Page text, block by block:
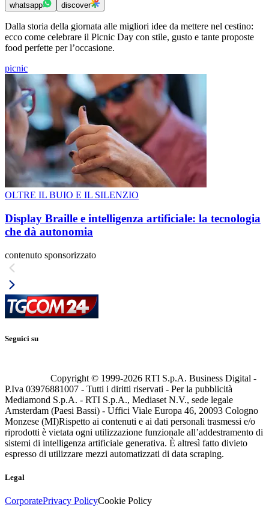
whatsapp discover
Dalla storia della giornata alle migliori idee da mettere nel cestino:
ecco come celebrare il Picnic Day con stile, gusto e tante proposte
food perfette per l’occasione.
picnic
OLTRE IL BUIO E IL SILENZIO
Display Braille e intelligenza artificiale: la tecnologia
che dà autonomia
contenuto sponsorizzato
Seguici su
Copyright © 1999-2026 RTI S.p.A. Business Digital -
P.Iva 03976881007 - Tutti i diritti riservati - Per la pubblicità
Mediamond S.p.A. - RTI S.p.A., Mediaset N.V., sede legale
Amsterdam (Paesi Bassi) - Uffici Viale Europa 46, 20093 Cologno
Monzese (MI)Rispetto ai contenuti e ai dati personali trasmessi e/o
riprodotti è vietata ogni utilizzazione funzionale all’addestramento di
sistemi di intelligenza artificiale generativa. È altresì fatto divieto
espresso di utilizzare mezzi automatizzati di data scraping.
Legal
CorporatePrivacy PolicyCookie Policy